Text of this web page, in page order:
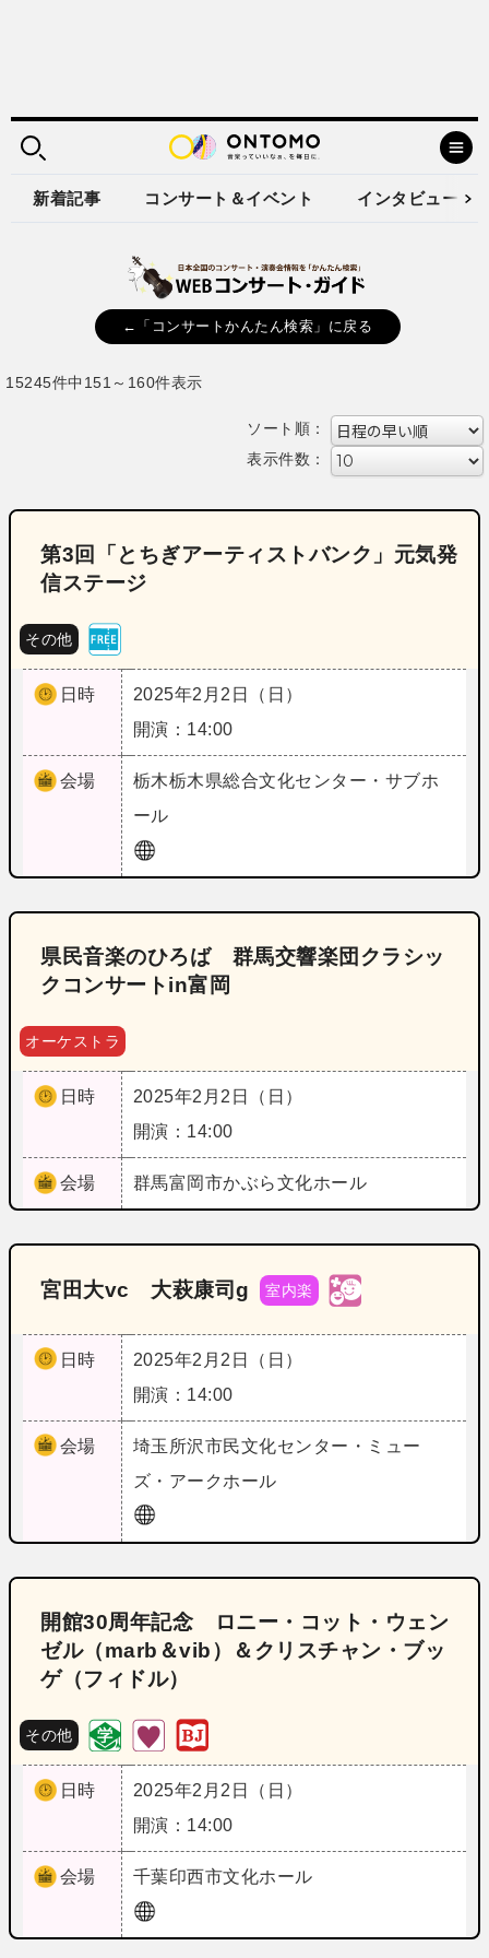
新着記事 コンサート＆イベント インタビュー
←「コンサートかんたん検索」に戻る
15245件中151～160件表示
ソート順：
表示件数：
第3回「とちぎアーティストバンク」元気発
信ステージ
その他
日時
2025年2月2日（日）
開演：14:00
会場 栃木栃木県総合文化センター・サブホ
ール
県民音楽のひろば 群馬交響楽団クラシッ
クコンサートin富岡
オーケストラ
日時
2025年2月2日（日）
開演：14:00
会場 群馬富岡市かぶら文化ホール
宮田大vc 大萩康司g 室内楽
日時
2025年2月2日（日）
開演：14:00
会場 埼玉 所沢市民文化センター・ミュー
ズ・アークホール
開館30周年記念 ロニー・コット・ウェン
ゼル（marb＆vib）＆クリスチャン・ブッ
ゲ（フィドル）
その他
日時
2025年2月2日（日）
開演：14:00
会場 千葉印西市文化ホール